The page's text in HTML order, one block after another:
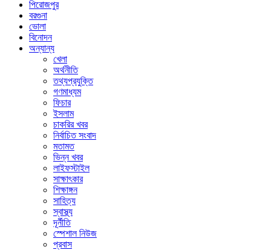
পিরোজপুর
বরগুনা
ভোলা
বিনোদন
অন্যান্য
খেলা
অর্থনীতি
তথ্যপ্রযুক্তি
গণমাধ্যম
ফিচার
ইসলাম
চাকরির খবর
নির্বাচিত সংবাদ
মতামত
ভিন্ন খবর
লাইফস্টাইল
সাক্ষাৎকার
শিক্ষাঙ্গন
সাহিত্য
স্বাস্থ্য
দূর্নীতি
স্পেশাল নিউজ
প্রবাস